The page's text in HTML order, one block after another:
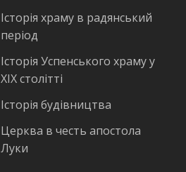
Історія храму в радянський
період
Історія Успенського храму у
ХІХ столітті
Історія будівництва
Церква в честь апостола
Луки